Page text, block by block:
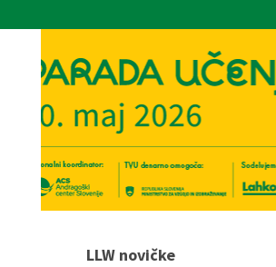
LLW novičke